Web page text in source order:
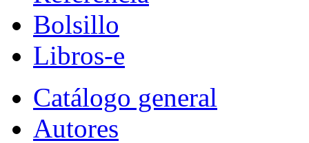
Bolsillo
Libros-e
Catálogo general
Autores